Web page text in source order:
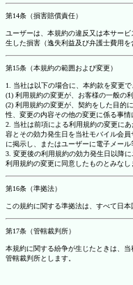
第14条（損害賠償責任）
ユーザーは、本規約の違反又は本サー
生した損害（逸失利益及び弁護士費用を
第15条（本規約の範囲および変更）
1. 当社は以下の場合に、本約款を変更で
(1) 利用規約の変更が、お客様の一般の
(2) 利用規約の変更が、契約をした目的
性、変更の内容その他の変更に係る事情
2. 当社は前項による利用規約の変更に
容とその効力発生日を当社モバイル会員
に掲示し、またはユーザーに電子メール
3. 変更後の利用規約の効力発生日以降
利用規約の変更に同意したものとみなし
第16条（準拠法）
この規約に関する準拠法は、すべて日本
第17条（管轄裁判所）
本規約に関する紛争が生じたときは、
管轄裁判所とします。